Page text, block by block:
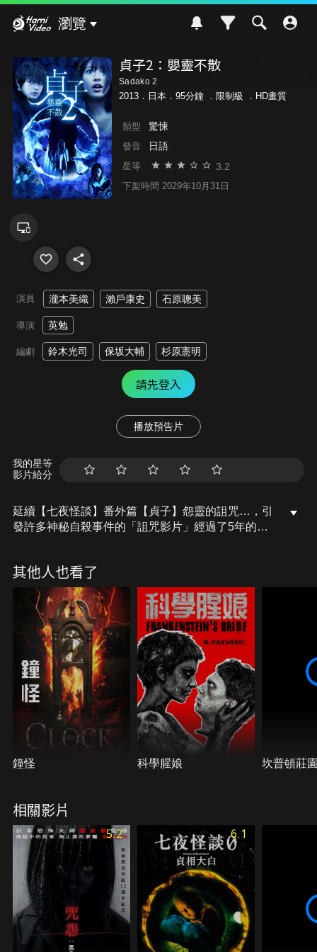
瀏覽
貞子2：嬰靈不散
Sadako 2
2013．日本．95分鐘 ． 限制級 ．HD畫質
類型 驚悚
發音 日語
星等 3.2
下架時間 2029年10月31日
演員 瀧本美織 瀨戶康史 石原聰美
導演 英勉
編劇 鈴木光司 保坂大輔 杉原憲明
請先登入
播放預告片
我的星等
影片給分
延續【七夜怪談】番外篇【貞子】怨靈的詛咒…，引
發許多神秘自殺事件的「詛咒影片」經過了5年的沉
顧。不料，死亡事件在凪的周圍接連發生；而這一
切，似乎仍與詛咒影片脫不了關係…
其他人也看了
鐘怪 科學腥娘 坎普頓莊
相關影片
5.2 6.1